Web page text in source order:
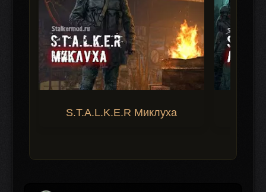
S.T.A.L.K.E.R Миклуха